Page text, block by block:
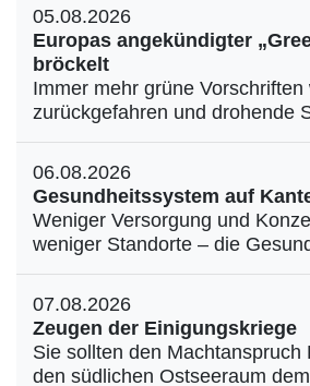
05.08.2026
Europas angekündigter
bröckelt
Immer mehr grüne
zurückgefahren und drohende
06.08.2026
Gesundheitssystem auf
Weniger Versorgung und
weniger Standorte – die
07.08.2026
Zeugen der Einigungskriege
Sie sollten den Machtanspruch
den südlichen Ostseeraum